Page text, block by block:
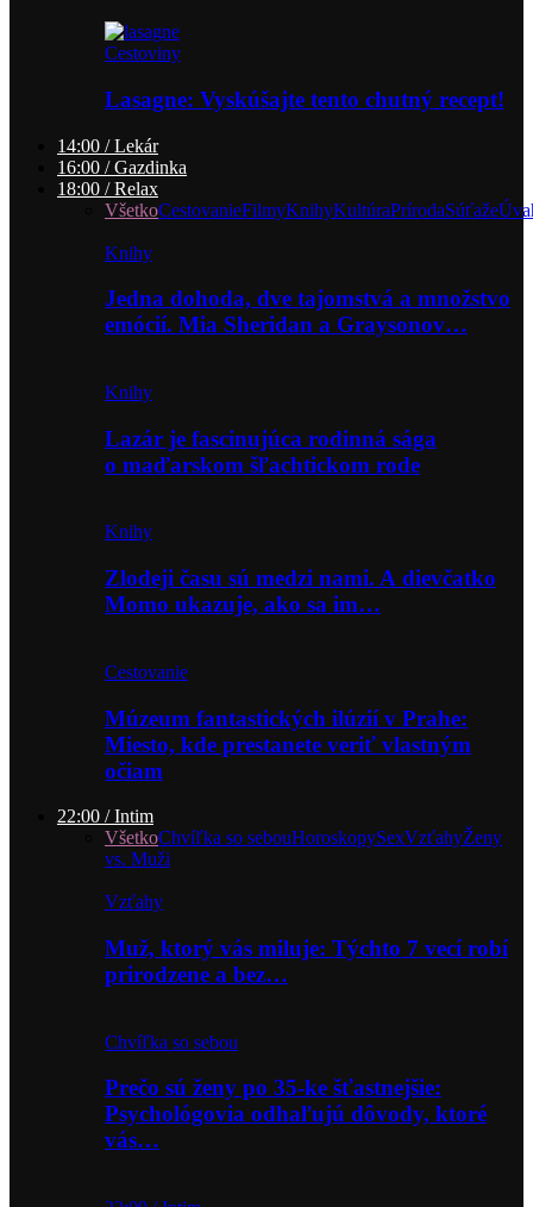
Cestoviny
Lasagne: Vyskúšajte tento chutný recept!
14:00 / Lekár
16:00 / Gazdinka
18:00 / Relax
VšetkoCestovanieFilmyKnihyKultúraPrírodaSúťaže
Knihy
Jedna dohoda, dve tajomstvá a množstvo
emócií. Mia Sheridan a Graysonov…
Knihy
Lazár je fascinujúca rodinná sága
o maďarskom šľachtickom rode
Knihy
Zlodeji času sú medzi nami. A dievčatko
Momo ukazuje, ako sa im…
Cestovanie
Múzeum fantastických ilúzií v Prahe:
Miesto, kde prestanete veriť vlastným
očiam
22:00 / Intim
VšetkoChvíľka so sebouHoroskopySexVzťahyŽeny
vs. Muži
Vzťahy
Muž, ktorý vás miluje: Týchto 7 vecí robí
prirodzene a bez…
Chvíľka so sebou
Prečo sú ženy po 35-ke šťastnejšie:
Psychológovia odhaľujú dôvody, ktoré
vás…